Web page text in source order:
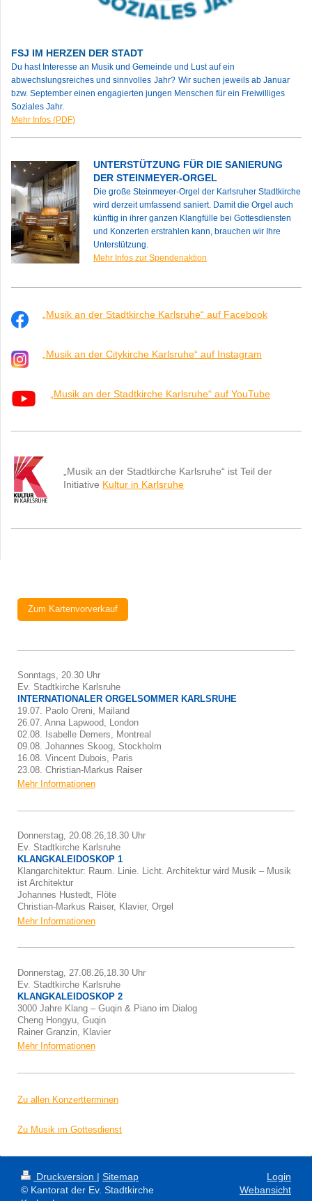
FSJ IM HERZEN DER STADT
Du hast Interesse an Musik und Gemeinde und Lust auf ein
abwechslungsreiches und sinnvolles Jahr? Wir suchen jeweils ab Januar
bzw. September einen engagierten jungen Menschen für ein Freiwilliges
Soziales Jahr.
Mehr Infos (PDF)
UNTERSTÜTZUNG FÜR DIE SANIERUNG
DER STEINMEYER-ORGEL
Die große Steinmeyer-Orgel der Karlsruher Stadtkirche
wird derzeit umfassend saniert. Damit die Orgel auch
künftig in ihrer ganzen Klangfülle bei Gottesdiensten
und Konzerten erstrahlen kann, brauchen wir Ihre
Unterstützung.
Mehr Infos zur Spendenaktion
„Musik an der Stadtkirche Karlsruhe“ auf Facebook
„Musik an der Citykirche Karlsruhe“ auf Instagram
„Musik an der Stadtkirche Karlsruhe“ auf YouTube
„Musik an der Stadtkirche Karlsruhe“ ist Teil der
Initiative Kultur in Karlsruhe
Zum Kartenvorverkauf
Sonntags, 20.30 Uhr
Ev. Stadtkirche Karlsruhe
INTERNATIONALER ORGELSOMMER KARLSRUHE
19.07. Paolo Oreni, Mailand
26.07. Anna Lapwood, London
02.08. Isabelle Demers, Montreal
09.08. Johannes Skoog, Stockholm
16.08. Vincent Dubois, Paris
23.08. Christian-Markus Raiser
Mehr Informationen
Donnerstag, 20.08.26,18.30 Uhr
Ev. Stadtkirche Karlsruhe
KLANGKALEIDOSKOP 1
Klangarchitektur: Raum. Linie. Licht. Architektur wird Musik – Musik
ist Architektur
Johannes Hustedt, Flöte
Christian-Markus Raiser, Klavier, Orgel
Mehr Informationen
Donnerstag, 27.08.26,18.30 Uhr
Ev. Stadtkirche Karlsruhe
KLANGKALEIDOSKOP 2
3000 Jahre Klang – Guqin & Piano im Dialog
Cheng Hongyu, Guqin
Rainer Granzin, Klavier
Mehr Informationen
Zu allen Konzertterminen
Zu Musik im Gottesdienst
Druckversion | Sitemap
© Kantorat der Ev. Stadtkirche
Login
Webansicht